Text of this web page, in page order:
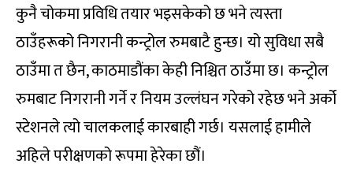
कुनै चोकमा प्रविधि तयार भइसकेको छ भने त्यस्ता
ठाउँहरूको निगरानी कन्ट्रोल रुमबाटै हुन्छ। यो सुविधा सबै
ठाउँमा त छैन, काठमाडौंका केही निश्चित ठाउँमा छ। कन्ट्रोल
रुमबाट निगरानी गर्ने र नियम उल्लंघन गरेको रहेछ भने अर्को
स्टेशनले त्यो चालकलाई कारबाही गर्छ। यसलाई हामीले
अहिले परीक्षणको रूपमा हेरेका छौं।